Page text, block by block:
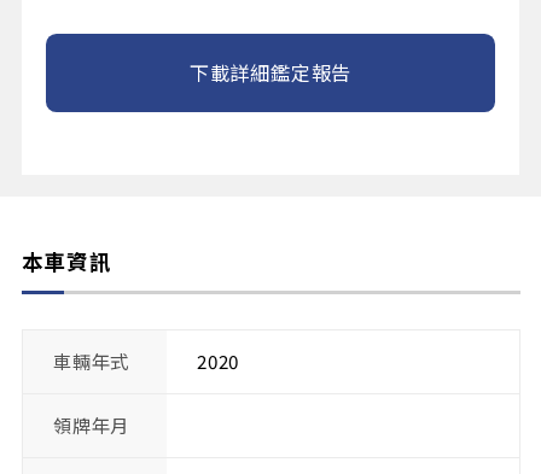
下載詳細鑑定報告
本車資訊
車輛年式 2020
領牌年月